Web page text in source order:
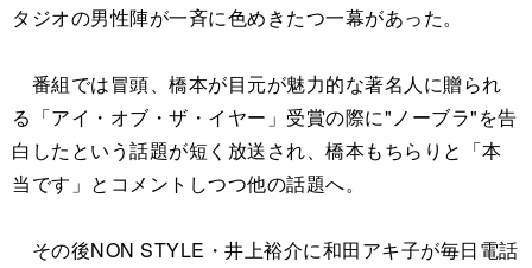
タジオの男性陣が一斉に色めきたつ一幕があった。
番組では冒頭、橋本が目元が魅力的な著名人に贈られ
る「アイ・オブ・ザ・イヤー」受賞の際に"ノーブラ"を告
白したという話題が短く放送され、橋本もちらりと「本
当です」とコメントしつつ他の話題へ。
その後NON STYLE・井上裕介に和田アキ子が毎日電話